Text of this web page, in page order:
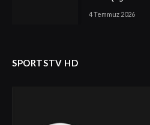
4 Temmuz 2026
SPORTSTV HD